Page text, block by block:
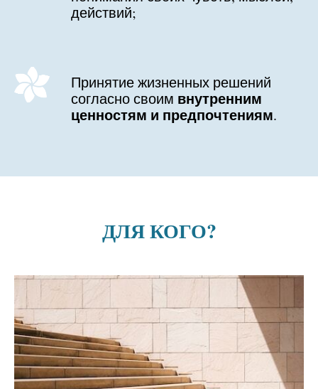
действий;
Принятие жизненных решений
согласно своим внутренним
ценностям и предпочтениям.
ДЛЯ КОГО?